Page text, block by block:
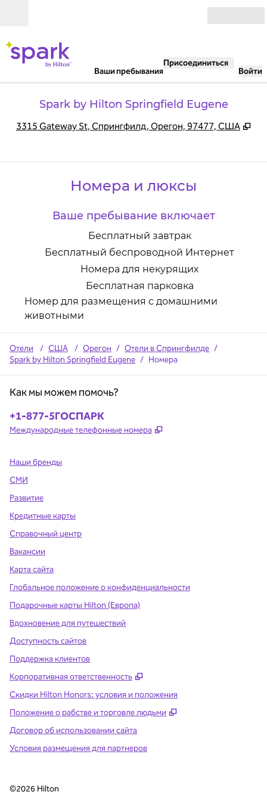
Ваши пребывания
Присоединиться
Войти
Spark by Hilton Springfield Eugene
3315 Gateway St, Спрингфилд, Орегон, 97477, США ,
Номера и люксы
Ваше пребывание включает
Бесплатный завтрак
Бесплатный беспроводной Интернет
Номера для некурящих
Бесплатная парковка
Номер для размещения с домашними
животными
Отели / США / Орегон / Отели в Спрингфилде /
Spark by Hilton Springfield Eugene / Номера
Как мы можем помочь?
Телефон:
+1-877-5ГОСПАРК
Международные телефонные номера ,
Наши бренды
СМИ
Развитие
Кредитные карты
Справочный центр
Вакансии
Карта сайта
Глобальное положение о конфиденциальности
Подарочные карты Hilton (Европа)
Вдохновение для путешествий
Доступность сайтов
Поддержка клиентов
Корпоративная ответственность
,
Скидки Hilton Honors: условия и положения
Положение о рабстве и торговле людьми
,
Договор об использовании сайта
Условия размещения для партнеров
©2026 Hilton